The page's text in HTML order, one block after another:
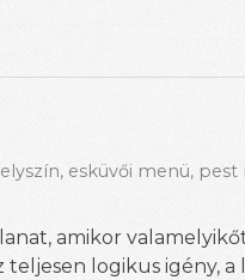
, esküvői menü, pest
amikor
teljesen logikus igény,